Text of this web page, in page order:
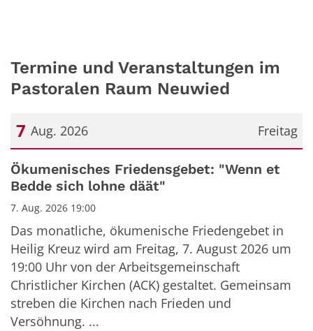
Termine und Veranstaltungen im
Pastoralen Raum Neuwied
Freitag
7 Aug. 2026
Datum: 7. August 2026
Ökumenisches Friedensgebet: "Wenn et
Bedde sich lohne däät"
7. Aug. 2026 19:00
Das monatliche, ökumenische Friedengebet in
Heilig Kreuz wird am Freitag, 7. August 2026 um
19:00 Uhr von der Arbeitsgemeinschaft
Christlicher Kirchen (ACK) gestaltet. Gemeinsam
streben die Kirchen nach Frieden und
Versöhnung. ...